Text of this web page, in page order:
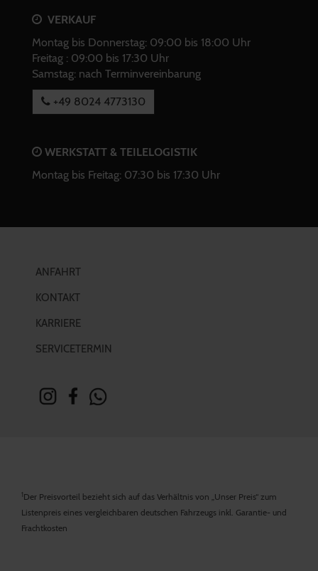
VERKAUF
Montag bis Donnerstag: 09:00 bis 18:00 Uhr
Freitag : 09:00 bis 17:30 Uhr
Samstag: nach Terminvereinbarung
+49 8024 4773130
WERKSTATT & TEILELOGISTIK
Montag bis Freitag: 07:30 bis 17:30 Uhr
ANFAHRT
KONTAKT
KARRIERE
SERVICETERMIN
1Der Preisvorteil bezieht sich auf das Verhältnis von „Unser Preis“ zum
Listenpreis eines vergleichbaren deutschen Fahrzeugs inkl. Garantie- und
Frachtkosten